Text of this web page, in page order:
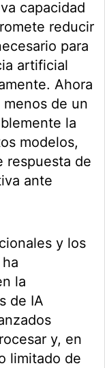
capacidad
reducir
para
artificial
Ahora
de un
la
modelos,
respuesta de
ante
y los
la
de IA
y, en
limitado de